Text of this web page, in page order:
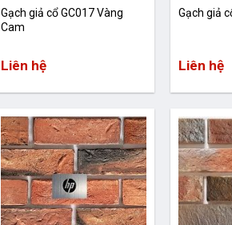
Gạch giả cổ GC017 Vàng
Cam
Liên hệ
Gạch giả
Liên hệ